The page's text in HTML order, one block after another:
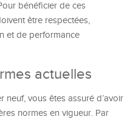
bénéficier de ces
être respectées,
et de performance
actuelles
vous êtes assuré d’avoir
normes en vigueur. Par